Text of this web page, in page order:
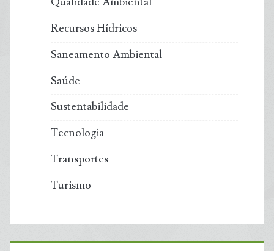
Recursos Hídricos
Saneamento Ambiental
Saúde
Sustentabilidade
Tecnologia
Transportes
Turismo